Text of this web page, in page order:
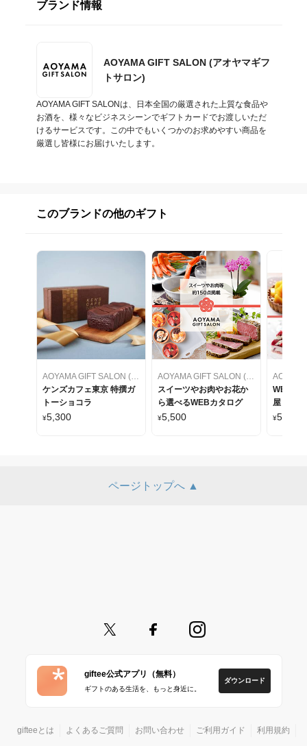
ブランド情報
AOYAMA GIFT SALON (アオヤマギフ
トサロン)
AOYAMA GIFT SALONは、日本全国の厳選された上質な食品や
お酒を、様々なビジネスシーンでギフトカードでお渡しいただ
けるサービスです。この中でもいくつかのお求めやすい商品を
厳選し皆様にお届けいたします。
このブランドの他のギフト
AOYAMA GIFT SALON (アオヤマギフトサロン)
ケンズカフェ東京 特撰ガ
トーショコラ
¥5,300
AOYAMA GIFT SALON (アオヤマギフトサロン)
スイーツやお肉やお花か
ら選べるWEBカタログ
¥5,500
WEBカ
屋 ケー
をセレク
¥5,500
ページトップへ ▲
giftee公式アプリ（無料）
ギフトのある生活を、もっと身近に。
ダウンロード
gifteeとは よくあるご質問 お問い合わせ ご利用ガイド 利用規約